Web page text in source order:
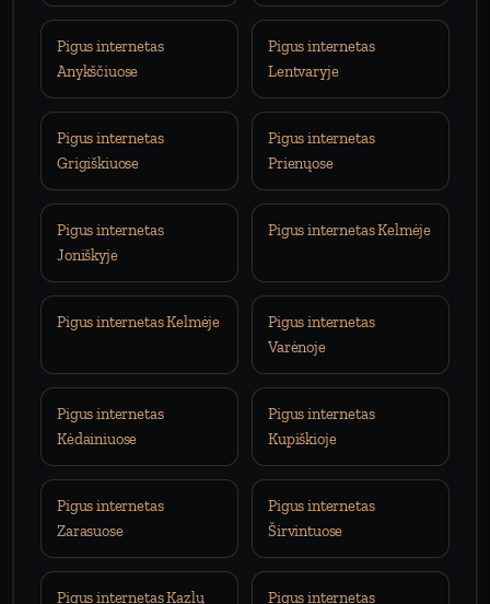
Pigus internetas
Anykščiuose
Pigus internetas
Lentvaryje
Pigus internetas
Grigiškiuose
Pigus internetas
Prienųose
Pigus internetas
Joniškyje
Pigus internetas Kelmėje
Pigus internetas Kelmėje
Pigus internetas
Varėnoje
Pigus internetas
Kėdainiuose
Pigus internetas
Kupiškioje
Pigus internetas
Zarasuose
Pigus internetas
Širvintuose
Pigus internetas Kazlų
Pigus internetas